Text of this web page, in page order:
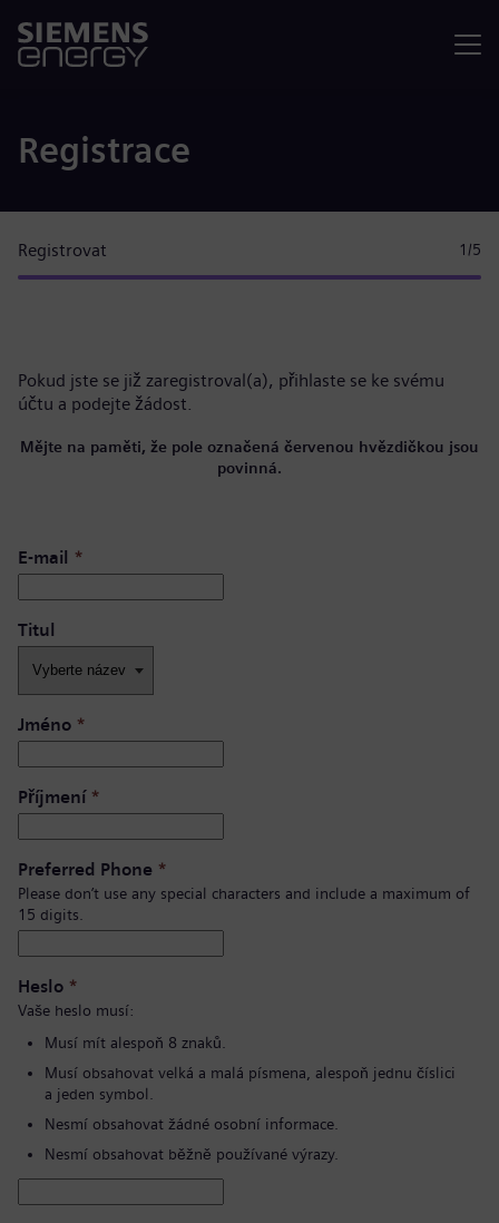
Registrace
Registrovat 1 /5
Pokud jste se již zaregistroval(a), přihlaste se ke svému
účtu a podejte žádost.
Mějte na paměti, že pole označená červenou hvězdičkou jsou
povinná.
E-mail *
Titul
Jméno *
Příjmení*
Preferred Phone *
Please don’t use any special characters and include a maximum of
15 digits.
Heslo *
Vaše heslo musí:
Musí mít alespoň 8 znaků.
Musí obsahovat velká a malá písmena, alespoň jednu číslici
a jeden symbol.
Nesmí obsahovat žádné osobní informace.
Nesmí obsahovat běžně používané výrazy.